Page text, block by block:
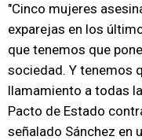
"Cinco mujeres
exparejas en los
que tenemos que
sociedad. Y tenemos
llamamiento a todas
Pacto de Estado
señalado Sánchez en